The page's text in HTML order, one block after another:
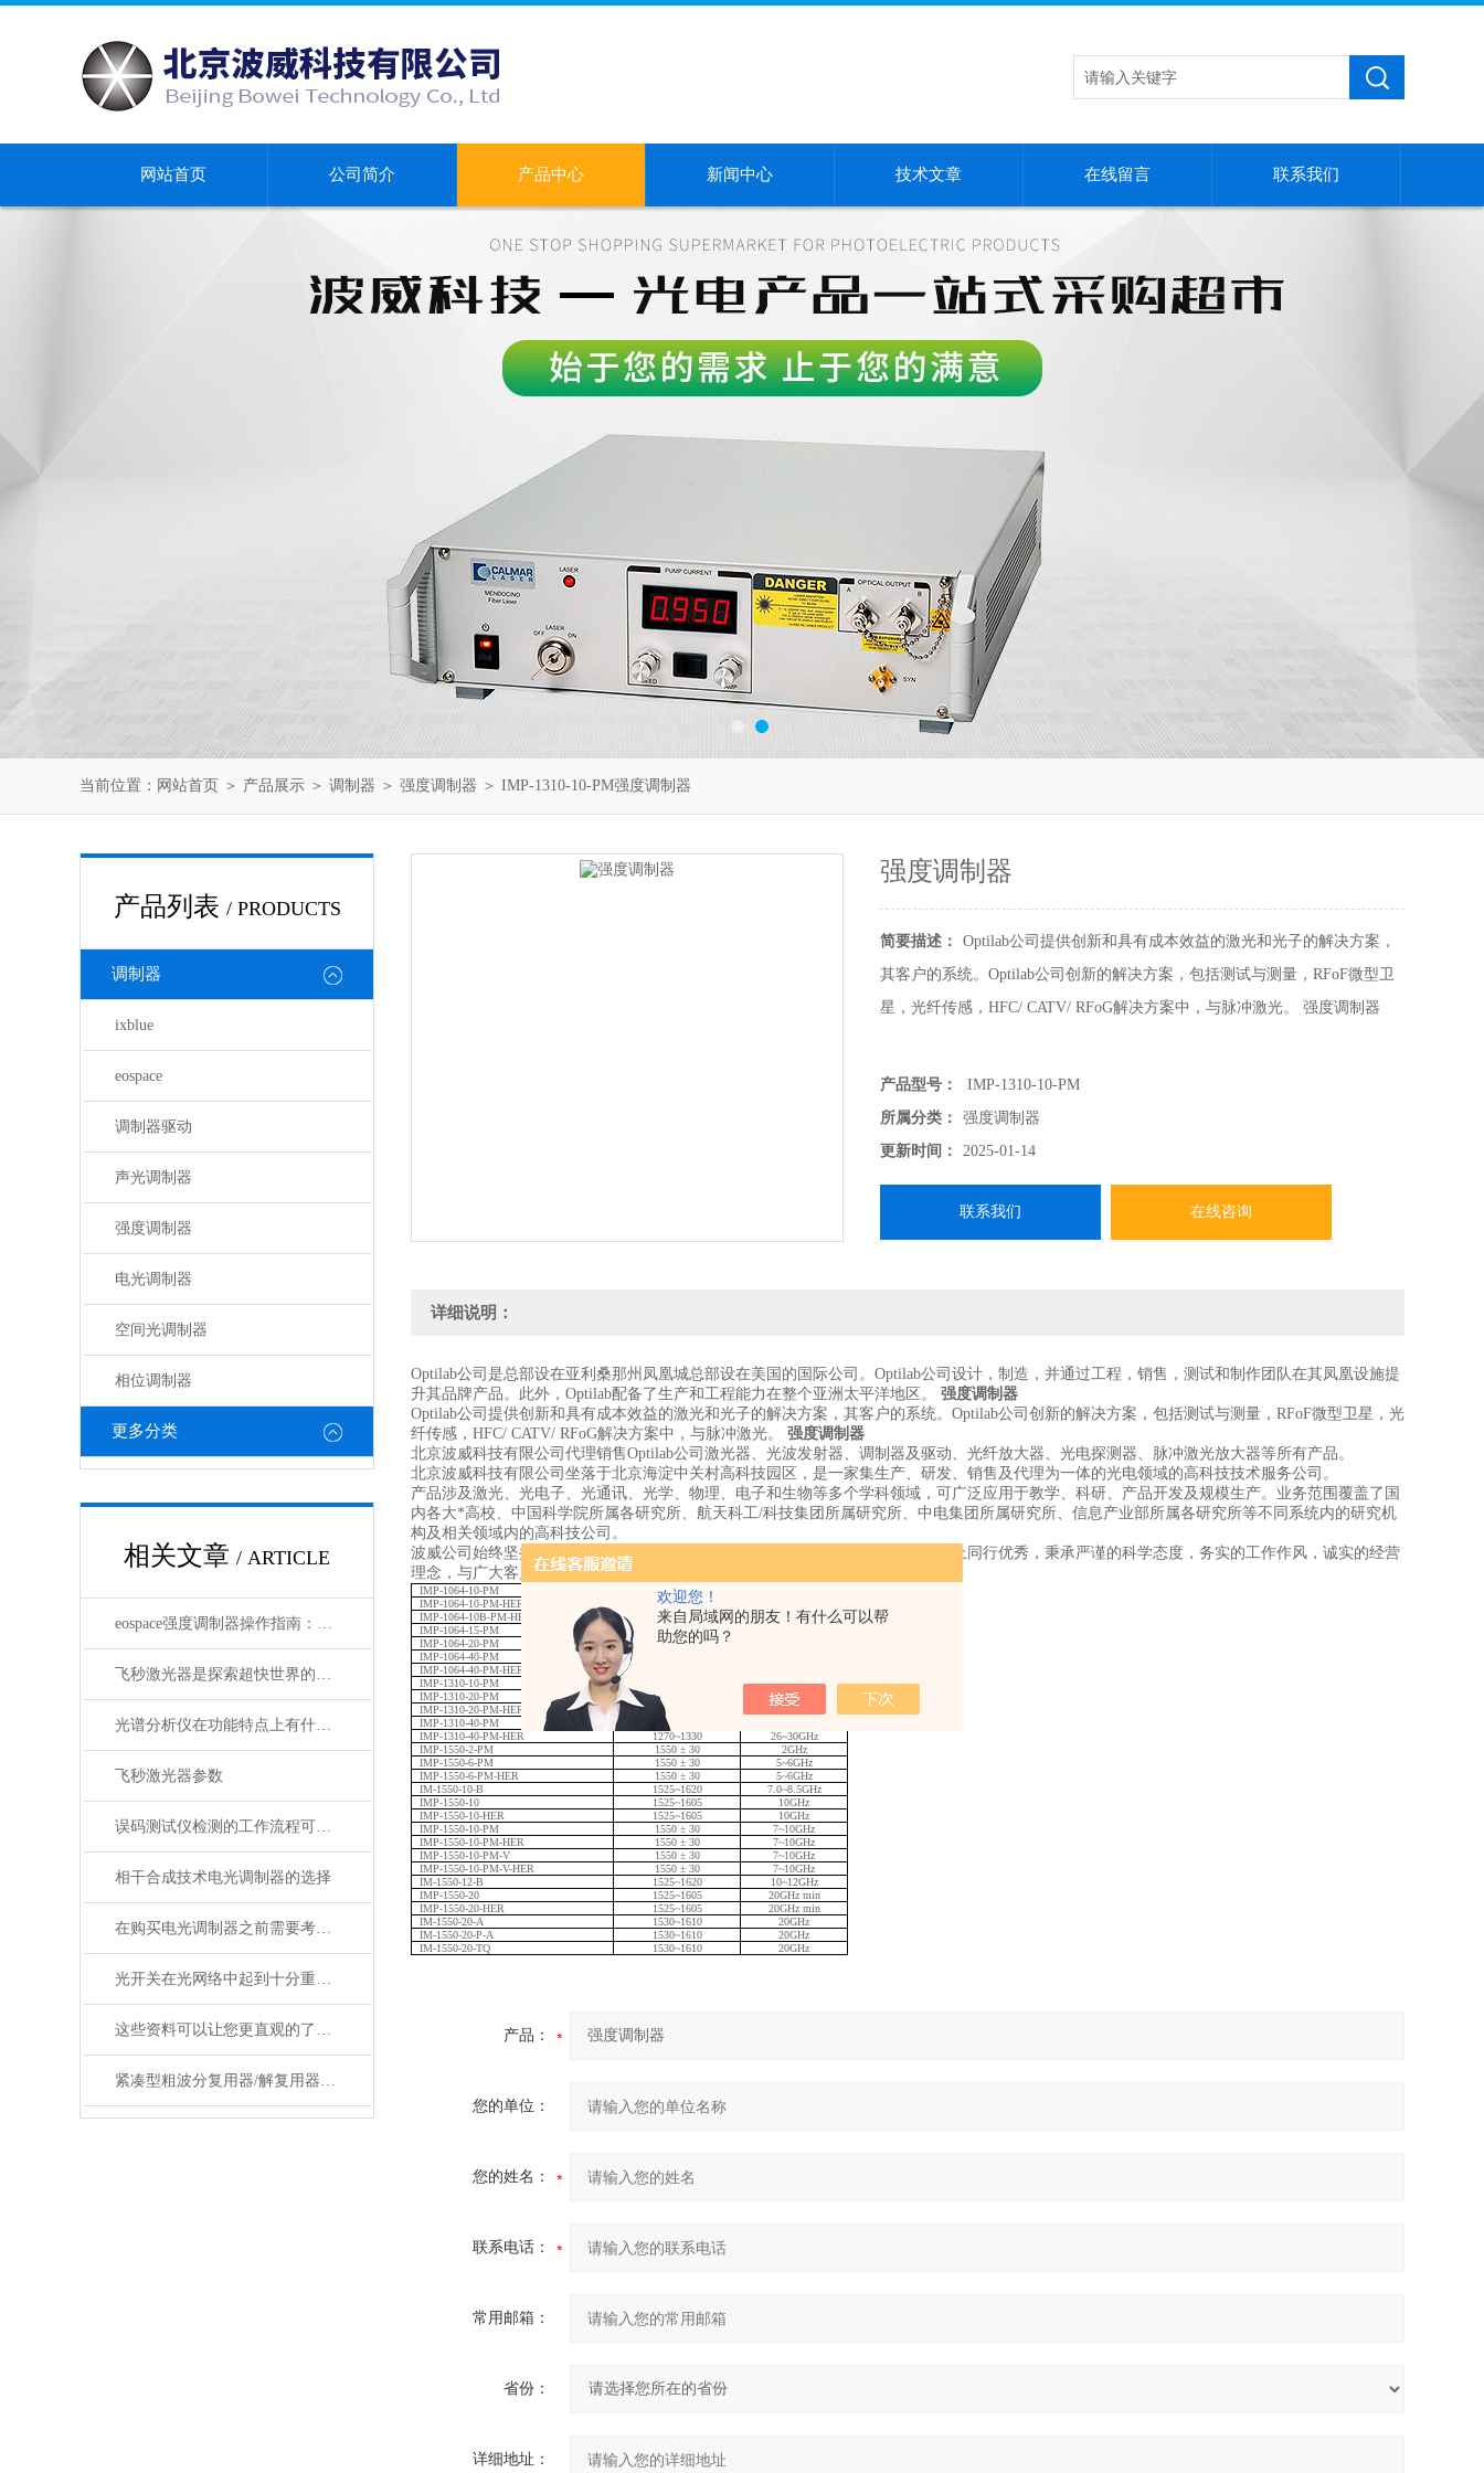
欢迎您！
来自局域网的朋友！有什么可以帮
助您的吗？
网站首页 公司简介 产品中心 新闻中心 技术文章 在线留言 联系我们
当前位置： 网站首页 ＞ 产品展示 ＞ 调制器 ＞ 强度调制器 ＞ IMP-1310-10-PM强度调制器
产品列表 / PRODUCTS
调制器
ixblue
eospace
调制器驱动
声光调制器
强度调制器
电光调制器
空间光调制器
相位调制器
更多分类
相关文章 / ARTICLE
eospace强度调制器操作指南：从基础到进阶的完整流程
飞秒激光器是探索超快世界的利器
光谱分析仪在功能特点上有什么杰出表现？
飞秒激光器参数
误码测试仪检测的工作流程可概括为以下几个步骤
相干合成技术电光调制器的选择
在购买电光调制器之前需要考虑许多性质
光开关在光网络中起到十分重要的作用
这些资料可以让您更直观的了解什么是电光调制器！
紧凑型粗波分复用器/解复用器（双面）产品参数
强度调制器
简要描述：
Optilab公司提供创新和具有成本效益的激光和光子的解决方案，
其客户的系统。Optilab公司创新的解决方案，包括测试与测量，RFoF微型卫
星，光纤传感，HFC/ CATV/ RFoG解决方案中，与脉冲激光。 强度调制器
产品型号：
IMP-1310-10-PM
所属分类：
强度调制器
更新时间：
2025-01-14
联系我们 在线咨询
详细说明：
Optilab公司是总部设在亚利桑那州凤凰城总部设在美国的国际公司。Optilab公司设计，制造，并通过工程，销售，测试和制作团队在其凤凰设施提
升其品牌产品。此外，Optilab配备了生产和工程能力在整个亚洲太平洋地区。
强度调制器
Optilab公司提供创新和具有成本效益的激光和光子的解决方案，其客户的系统。Optilab公司创新的解决方案，包括测试与测量，RFoF微型卫星，光
纤传感，HFC/ CATV/ RFoG解决方案中，与脉冲激光。
强度调制器
北京波威科技有限公司代理销售Optilab公司激光器、光波发射器、调制器及驱动、光纤放大器、光电探测器、脉冲激光放大器等所有产品。
北京波威科技有限公司坐落于北京海淀中关村高科技园区，是一家集生产、研发、销售及代理为一体的光电领域的高科技技术服务公司。
产品涉及激光、光电子、光通讯、光学、物理、电子和生物等多个学科领域，可广泛应用于教学、科研、产品开发及规模生产。业务范围覆盖了国
内各大*高校、中国科学院所属各研究所、航天科工/科技集团所属研究所、中电集团所属研究所、信息产业部所属各研究所等不同系统内的研究机
构及相关领域内的高科技公司。
波威公司始终坚持高起点，高要求，与国际一线生产厂商携手，做到产品在技术上同行优秀，秉承严谨的科学态度，务实的工作作风，诚实的经营
理念，与广大客户携手共创美好明天!
IMP-1064-10-PM 1030~1090
IMP-1064-10-PM-HER
1030~1090
IMP-1064-10B-PM-HER
1030~1090
7~10GHz
IMP-1064-15-PM
1030~1090
IMP-1064-20-PM
1030~1090
IMP-1064-40-PM
IMP-1064-40-PM-HER
IMP-1310-10-PM
8~10GHz
IMP-1310-20-PM
1270~1330
17GHz min
IMP-1310-20-PM-HER
1270~1330
17GHz min
IMP-1310-40-PM
1270~1330
IMP-1310-40-PM-HER
1270~1330
26~30GHz
IMP-1550-2-PM
1550 ± 30
2GHz
IMP-1550-6-PM
1550 ± 30
5~6GHz
IMP-1550-6-PM-HER
1550 ± 30
5~6GHz
IM-1550-10-B
1525~1620
7.0~8.5GHz
IMP-1550-10
1525~1605
10GHz
IMP-1550-10-HER
1525~1605
10GHz
IMP-1550-10-PM
1550 ± 30
7~10GHz
IMP-1550-10-PM-HER
1550 ± 30
7~10GHz
IMP-1550-10-PM-V
1550 ± 30
7~10GHz
IMP-1550-10-PM-V-HER
1550 ± 30
7~10GHz
IM-1550-12-B
1525~1620
10~12GHz
IMP-1550-20
1525~1605
20GHz min
IMP-1550-20-HER
1525~1605
20GHz min
IM-1550-20-A
1530~1610
20GHz
IM-1550-20-P-A
1530~1610
20GHz
IM-1550-20-TQ
1530~1610 20GHz
产品：
您的单位：
您的姓名：
联系电话：
常用邮箱：
省份：
详细地址：